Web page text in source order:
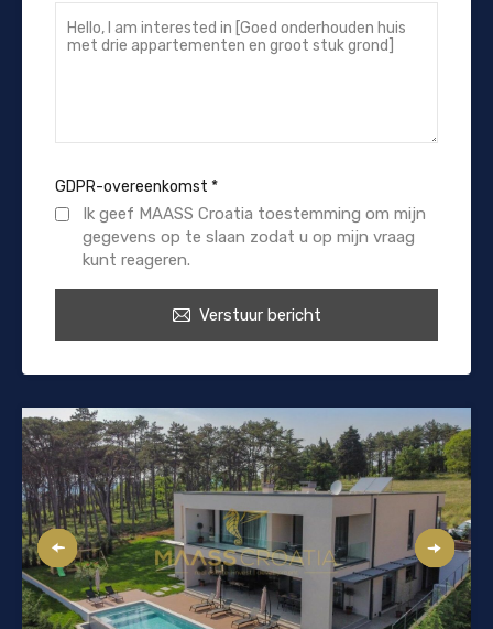
GDPR-overeenkomst *
Ik geef MAASS Croatia toestemming om mijn
gegevens op te slaan zodat u op mijn vraag
kunt reageren.
Verstuur bericht